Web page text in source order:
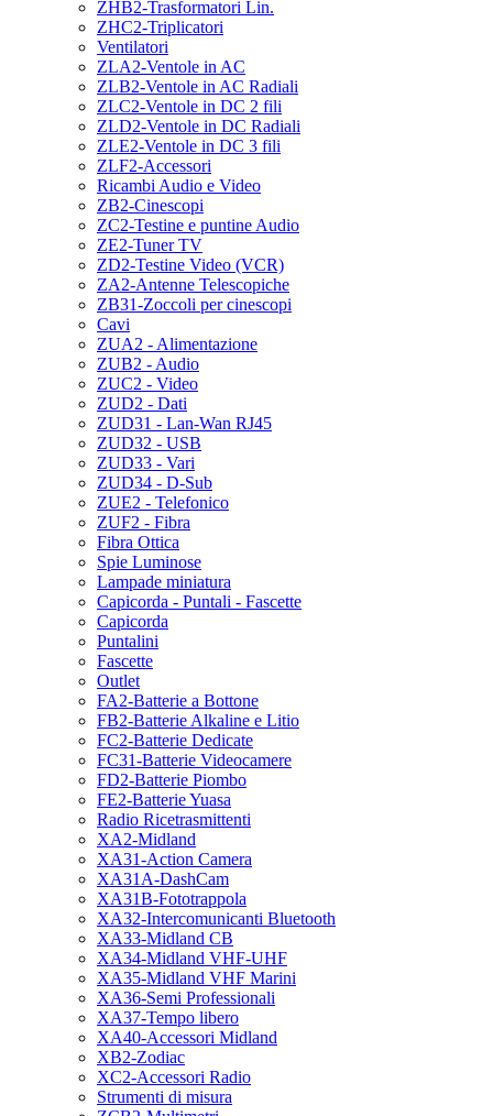
ZHB2-Trasformatori Lin.
ZHC2-Triplicatori
Ventilatori
ZLA2-Ventole in AC
ZLB2-Ventole in AC Radiali
ZLC2-Ventole in DC 2 fili
ZLD2-Ventole in DC Radiali
ZLE2-Ventole in DC 3 fili
ZLF2-Accessori
Ricambi Audio e Video
ZB2-Cinescopi
ZC2-Testine e puntine Audio
ZE2-Tuner TV
ZD2-Testine Video (VCR)
ZA2-Antenne Telescopiche
ZB31-Zoccoli per cinescopi
Cavi
ZUA2 - Alimentazione
ZUB2 - Audio
ZUC2 - Video
ZUD2 - Dati
ZUD31 - Lan-Wan RJ45
ZUD32 - USB
ZUD33 - Vari
ZUD34 - D-Sub
ZUE2 - Telefonico
ZUF2 - Fibra
Fibra Ottica
Spie Luminose
Lampade miniatura
Capicorda - Puntali - Fascette
Capicorda
Puntalini
Fascette
Outlet
FA2-Batterie a Bottone
FB2-Batterie Alkaline e Litio
FC2-Batterie Dedicate
FC31-Batterie Videocamere
FD2-Batterie Piombo
FE2-Batterie Yuasa
Radio Ricetrasmittenti
XA2-Midland
XA31-Action Camera
XA31A-DashCam
XA31B-Fototrappola
XA32-Intercomunicanti Bluetooth
XA33-Midland CB
XA34-Midland VHF-UHF
XA35-Midland VHF Marini
XA36-Semi Professionali
XA37-Tempo libero
XA40-Accessori Midland
XB2-Zodiac
XC2-Accessori Radio
Strumenti di misura